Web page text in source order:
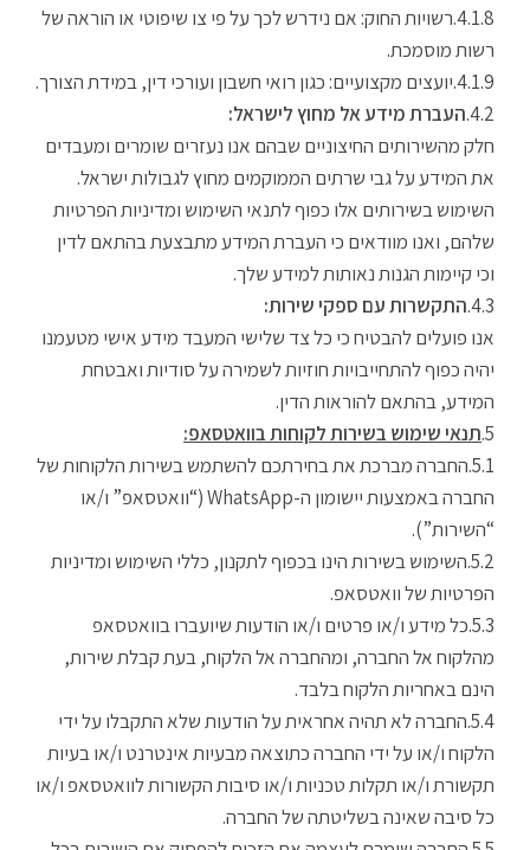
רשויות החוק: אם נידרש לכך על פי צו שיפוטי או הוראה של
רשות מוסמכת.
יועצים מקצועיים: כגון רואי חשבון ועורכי דין, במידת הצורך.
העברת מידע אל מחוץ לישראל:
חלק מהשירותים החיצוניים שבהם אנו נעזרים שומרים ומעבדים
את המידע על גבי שרתים הממוקמים מחוץ לגבולות ישראל.
השימוש בשירותים אלו כפוף לתנאי השימוש ומדיניות הפרטיות
שלהם, ואנו מוודאים כי העברת המידע מתבצעת בהתאם לדין
וכי קיימות הגנות נאותות למידע שלך.
התקשרות עם ספקי שירות:
אנו פועלים להבטיח כי כל צד שלישי המעבד מידע אישי מטעמנו
יהיה כפוף להתחייבויות חוזיות לשמירה על סודיות ואבטחת
המידע, בהתאם להוראות הדין.
תנאי שימוש בשירות לקוחות בוואטסאפ:
החברה מברכת את בחירתכם להשתמש בשירות הלקוחות של
החברה באמצעות יישומון ה-WhatsApp (“וואטסאפ” ו/או
“השירות”).
השימוש בשירות הינו בכפוף לתקנון, כללי השימוש ומדיניות
הפרטיות של וואטסאפ.
כל מידע ו/או פרטים ו/או הודעות שיועברו בוואטסאפ
מהלקוח אל החברה, ומהחברה אל הלקוח, בעת קבלת שירות,
הינם באחריות הלקוח בלבד.
החברה לא תהיה אחראית על הודעות שלא התקבלו על ידי
הלקוח ו/או על ידי החברה כתוצאה מבעיות אינטרנט ו/או בעיות
תקשורת ו/או תקלות טכניות ו/או סיבות הקשורות לוואטסאפ ו/או
כל סיבה שאינה בשליטתה של החברה.